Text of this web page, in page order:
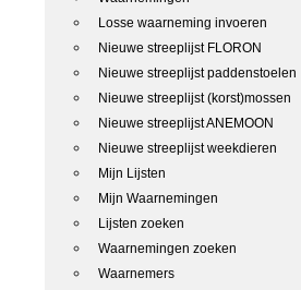
Losse waarneming invoeren
Nieuwe streeplijst FLORON
Nieuwe streeplijst paddenstoelen
Nieuwe streeplijst (korst)mossen
Nieuwe streeplijst ANEMOON
Nieuwe streeplijst weekdieren
Mijn Lijsten
Mijn Waarnemingen
Lijsten zoeken
Waarnemingen zoeken
Waarnemers